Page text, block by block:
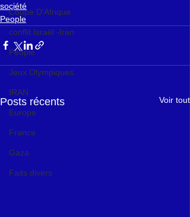
Coupe D'Afrique
conflit Israël -Iran
People
Jeux Olympiques
IRAN
Europe
France
Gaza
Faits divers
société
People
Posts récents Voir tout